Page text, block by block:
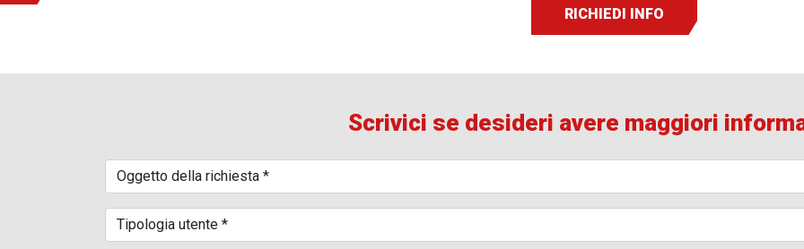
RICHIEDI INFO
Scrivici se desideri avere maggiori